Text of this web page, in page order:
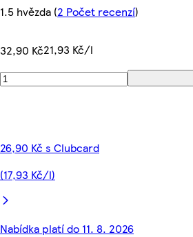
1.5 hvězda (2 Počet recenzí)
32,90 Kč21,93 Kč/l
26,90 Kč s Clubcard
(17,93 Kč/l)
Nabídka platí do 11. 8. 2026